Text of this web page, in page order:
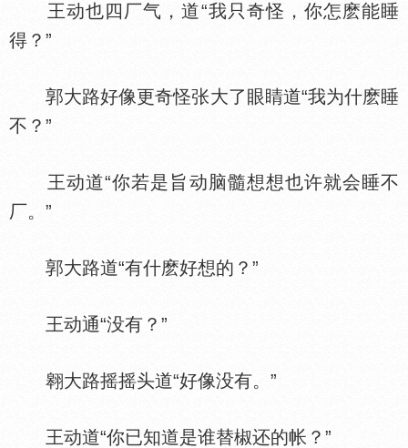
王动也四厂气，道“我只奇怪，你怎麽能睡
得？”
郭大路好像更奇怪张大了眼睛道“我为什麽睡
不？”
王动道“你若是旨动脑髓想想也许就会睡不
厂。”
郭大路道“有什麽好想的？”
王动通“没有？”
翱大路摇摇头道“好像没有。”
王动道“你已知道是谁替椒还的帐？”